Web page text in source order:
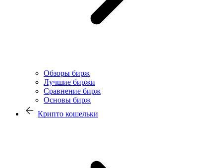
Обзоры бирж
Лучшие биржи
Сравнение бирж
Основы бирж
Крипто кошельки